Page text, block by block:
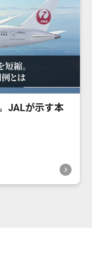
JALが示す本